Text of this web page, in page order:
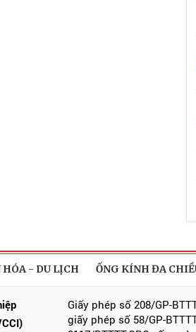
HÓA - DU LỊCH ỐNG KÍNH ĐA
Giấy phép số 208/GP-
giấy phép số 58/GP-